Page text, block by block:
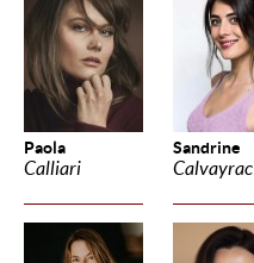
Paola
Calliari
Sandrine
Calvayrac